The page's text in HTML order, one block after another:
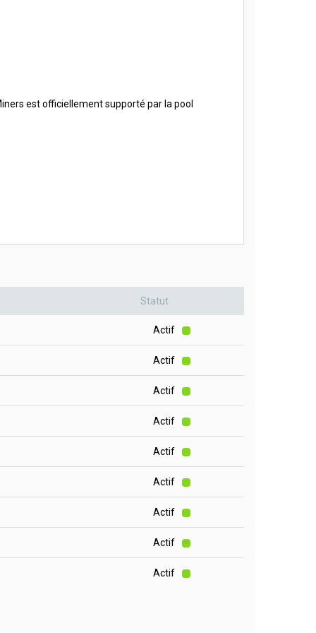
est officiellement supporté par la pool
Statut
Actif
Actif
Actif
Actif
Actif
Actif
Actif
Actif
Actif